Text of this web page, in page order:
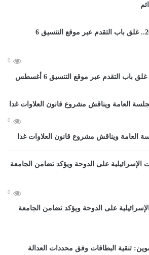
0
0
العامة ويناقش مشروع قانون العلاوات غدا
0
على الدوحة ويؤكد تضامن الجامعة